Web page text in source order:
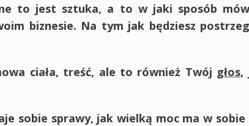
to jest sztuka, a to w jaki sposób
biznesie. Na tym jak będziesz
ciała, treść, ale to również Twój głos,
sobie sprawy, jak wielką moc ma w sobie